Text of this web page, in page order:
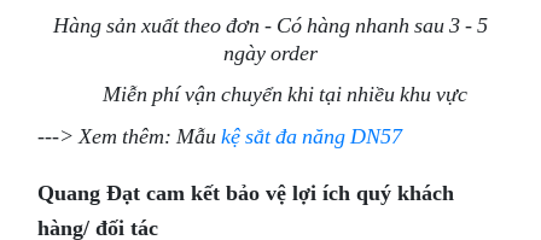
Hàng sản xuất theo đơn - Có hàng nhanh sau 3 - 5
ngày order
Miễn phí vận chuyển khi tại nhiều khu vực
---> Xem thêm: Mẫukệ sắt đa năng DN57
Quang Đạt cam kết bảo vệ lợi ích quý khách
hàng/ đối tác